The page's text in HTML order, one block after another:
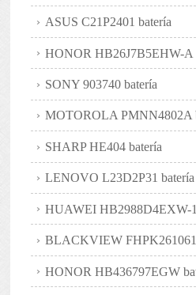
ASUS C21P2401 batería
HONOR HB26J7B5EHW-A
SONY 903740 batería
MOTOROLA PMNN4802A
SHARP HE404 batería
LENOVO L23D2P31 batería
HUAWEI HB2988D4EXW-
BLACKVIEW
HONOR HB436797EGW